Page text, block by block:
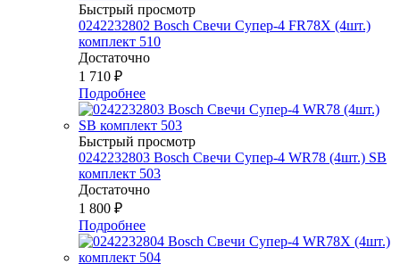
Быстрый просмотр
0242232802 Bosch Свечи Супер-4 FR78Х (4шт.)
комплект 510
Достаточно
1 710 ₽
Подробнее
Быстрый просмотр
0242232803 Bosch Свечи Супер-4 WR78 (4шт.) SB
комплект 503
Достаточно
1 800 ₽
Подробнее